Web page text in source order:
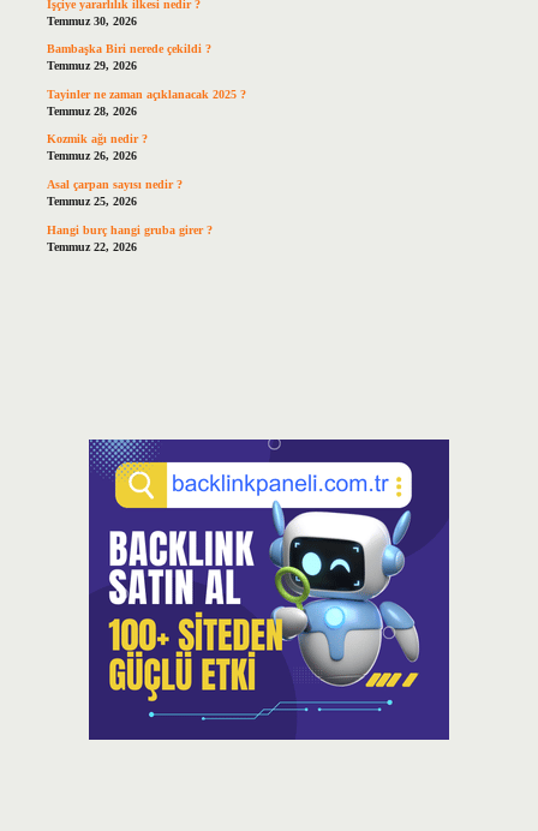
İşçiye yararlılık ilkesi nedir ?
Temmuz 30, 2026
Bambaşka Biri nerede çekildi ?
Temmuz 29, 2026
Tayinler ne zaman açıklanacak 2025 ?
Temmuz 28, 2026
Kozmik ağı nedir ?
Temmuz 26, 2026
Asal çarpan sayısı nedir ?
Temmuz 25, 2026
Hangi burç hangi gruba girer ?
Temmuz 22, 2026